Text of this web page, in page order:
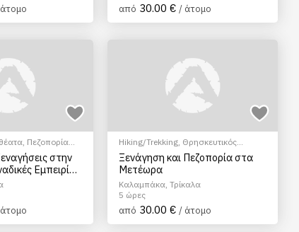
από 30.00 € / άτομο
, Πεζοπορία
στην
Εμπειρίες
Hiking/Trekking, Θρησκευτικός
Τουρισμός
Ξεναγήσεις/Αξιοθέατα
Ξενάγηση και Πεζοπορία στα
Μετέωρα
Καλαμπάκα, Τρίκαλα
5 ώρες
από 30.00 € / άτομο